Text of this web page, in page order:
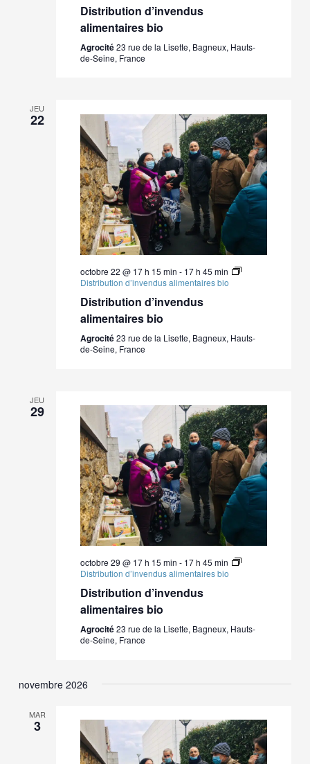
Distribution d’invendus
alimentaires bio
Agrocité23 rue de la Lisette, Bagneux, Hauts-
de-Seine, France
JEU
22
octobre 22 @ 17 h 15 min - 17 h 45 min
Distribution d’invendus alimentaires bio
Distribution d’invendus
alimentaires bio
Agrocité23 rue de la Lisette, Bagneux, Hauts-
de-Seine, France
JEU
29
octobre 29 @ 17 h 15 min - 17 h 45 min
Distribution d’invendus alimentaires bio
Distribution d’invendus
alimentaires bio
Agrocité23 rue de la Lisette, Bagneux, Hauts-
de-Seine, France
novembre 2026
MAR
3